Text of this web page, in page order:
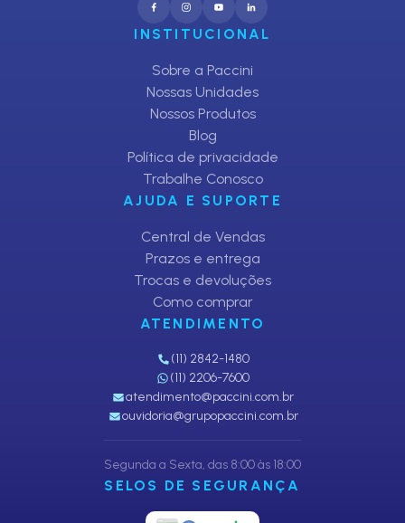
INSTITUCIONAL
Sobre a Paccini
Nossas Unidades
Nossos Produtos
Blog
Política de privacidade
Trabalhe Conosco
AJUDA E SUPORTE
Central de Vendas
Prazos e entrega
Trocas e devoluções
Como comprar
ATENDIMENTO
(11) 2842-1480
(11) 2206-7600
atendimento@paccini.com.br
ouvidoria@grupopaccini.com.br
Segunda a Sexta, das 8:00 às 18:00
SELOS DE SEGURANÇA